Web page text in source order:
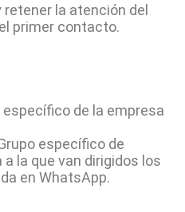
la atención del
primer contacto.
específico de la empresa
específico de
la que van dirigidos los
en WhatsApp.